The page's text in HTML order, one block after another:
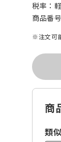
税率：軽
商品番
※注文可
商
類